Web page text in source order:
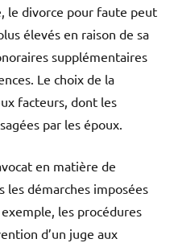
le divorce pour faute peut
élevés en raison de sa
supplémentaires
Le choix de la
facteurs, dont les
par les époux.
en matière de
les démarches imposées
les procédures
d’un juge aux